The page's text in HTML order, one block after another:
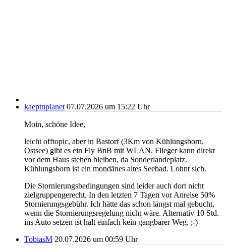
kaeptnplanet 07.07.2026 um 15:22 Uhr
Moin, schöne Idee,
leicht offtopic, aber in Bastorf (3Km von Kühlungsborn,
Ostsee) gibt es ein Fly BnB mit WLAN. Flieger kann direkt
vor dem Haus stehen bleiben, da Sonderlandeplatz.
Kühlungsborn ist ein mondänes altes Seebad. Lohnt sich.
Die Stornierungsbedingungen sind leider auch dort nicht
zielgruppengerecht. In den letzten 7 Tagen vor Anreise 50%
Stornierungsgebühr. Ich hätte das schon längst mal gebucht,
wenn die Stornierungsregelung nicht wäre. Alternativ 10 Std.
ins Auto setzen ist halt einfach kein gangbarer Weg. ;-)
TobiasM 20.07.2026 um 00:59 Uhr